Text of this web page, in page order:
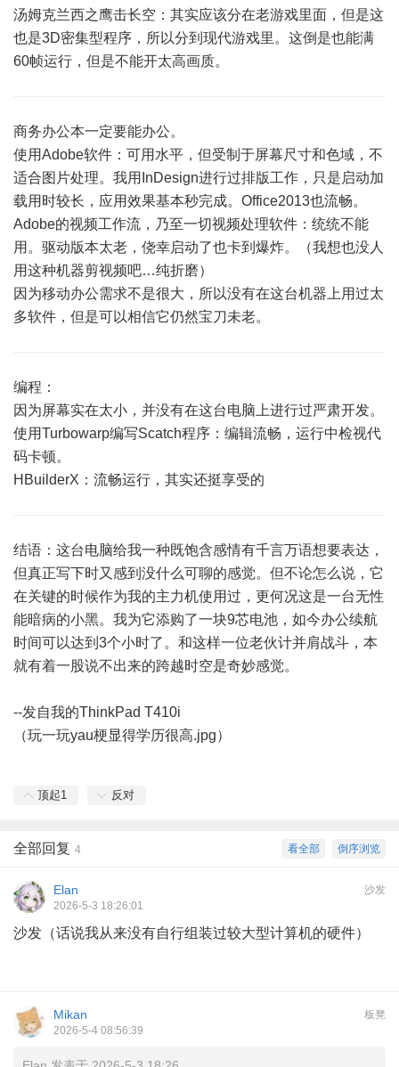
汤姆克兰西之鹰击长空：其实应该分在老游戏里面，但是这
也是3D密集型程序，所以分到现代游戏里。这倒是也能满
60帧运行，但是不能开太高画质。
商务办公本一定要能办公。
使用Adobe软件：可用水平，但受制于屏幕尺寸和色域，不
适合图片处理。我用InDesign进行过排版工作，只是启动加
载用时较长，应用效果基本秒完成。Office2013也流畅。
Adobe的视频工作流，乃至一切视频处理软件：统统不能
用。驱动版本太老，侥幸启动了也卡到爆炸。（我想也没人
用这种机器剪视频吧…纯折磨）
因为移动办公需求不是很大，所以没有在这台机器上用过太
多软件，但是可以相信它仍然宝刀未老。
编程：
因为屏幕实在太小，并没有在这台电脑上进行过严肃开发。
使用Turbowarp编写Scatch程序：编辑流畅，运行中检视代
码卡顿。
HBuilderX：流畅运行，其实还挺享受的
结语：这台电脑给我一种既饱含感情有千言万语想要表达，
但真正写下时又感到没什么可聊的感觉。但不论怎么说，它
在关键的时候作为我的主力机使用过，更何况这是一台无性
能暗病的小黑。我为它添购了一块9芯电池，如今办公续航
时间可以达到3个小时了。和这样一位老伙计并肩战斗，本
就有着一股说不出来的跨越时空是奇妙感觉。
--发自我的ThinkPad T410i
（玩一玩yau梗显得学历很高.jpg）
顶起1 反对
倒序浏览
看全部
全部回复 4
沙发
Elan
2026-5-3 18:26:01
沙发（话说我从来没有自行组装过较大型计算机的硬件）
板凳
Mikan
2026-5-4 08:56:39